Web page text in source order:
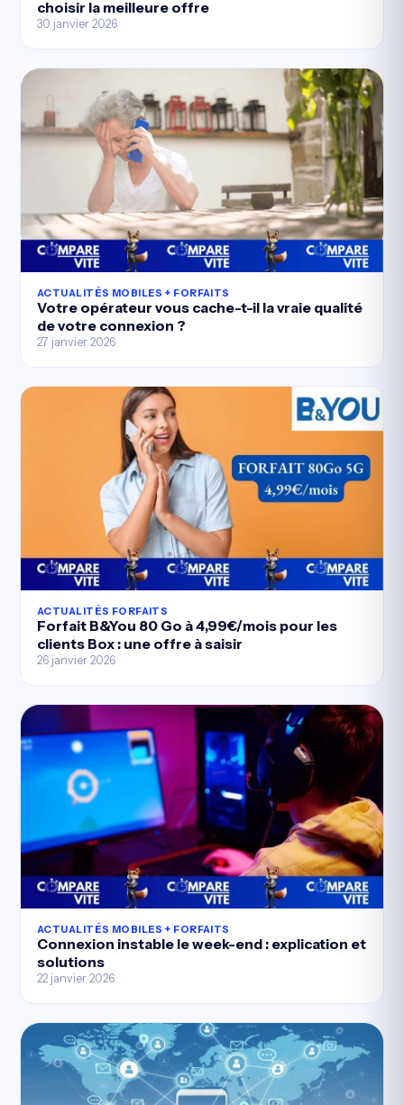
choisir la meilleure offre
30 janvier 2026
ACTUALITÉS MOBILES + FORFAITS
Votre opérateur vous cache-t-il la vraie qualité
de votre connexion ?
27 janvier 2026
ACTUALITÉS FORFAITS
Forfait B&You 80 Go à 4,99€/mois pour les
clients Box : une offre à saisir
26 janvier 2026
ACTUALITÉS MOBILES + FORFAITS
Connexion instable le week-end : explication et
solutions
22 janvier 2026